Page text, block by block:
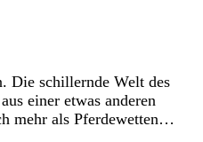
Die schillernde Welt des
einer etwas anderen
mehr als Pferdewetten…